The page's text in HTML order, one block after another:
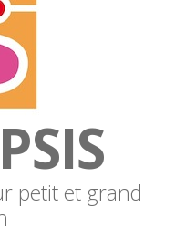
petit et grand